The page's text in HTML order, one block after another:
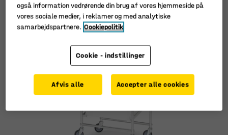
også information vedrørende din brug af vores hjemmeside på
vores sociale medier, i reklamer og med analytiske
samarbejdspartnere. Cookiepolitik
Cookie - indstillinger
Afvis alle Accepter alle cookies